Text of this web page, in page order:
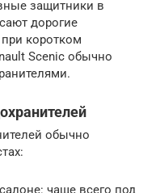
защитники в
дорогие
коротком
Scenic обычно
обычно
чаще всего под